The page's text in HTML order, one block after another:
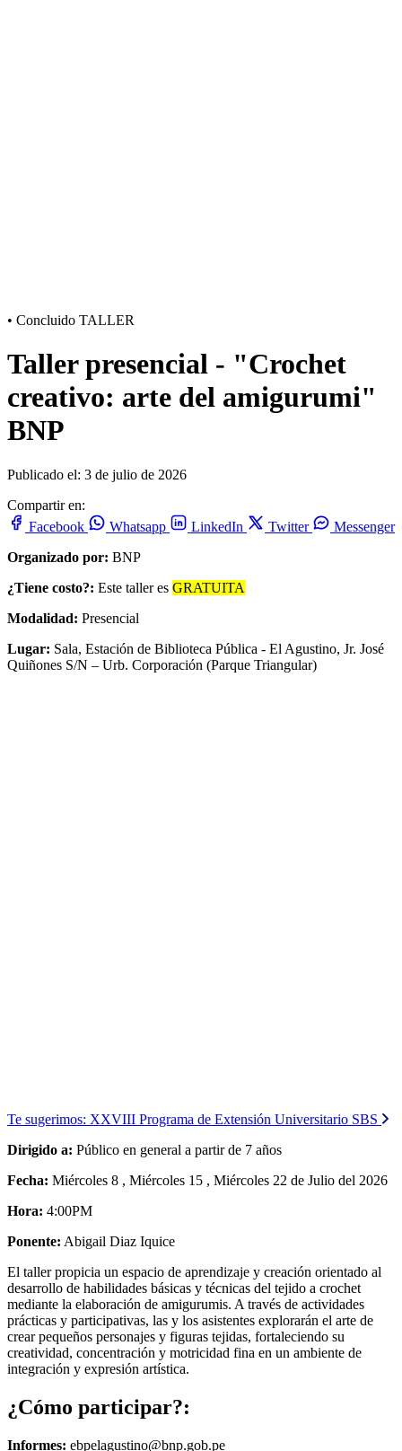
• Concluido TALLER
Taller presencial - "Crochet
creativo: arte del amigurumi"
BNP
Publicado el: 3 de julio de 2026
Compartir en:
Facebook
Whatsapp LinkedIn Twitter
Messenger
Organizado por: BNP
¿Tiene costo?: Este taller es GRATUITA
Modalidad: Presencial
Lugar: Sala, Estación de Biblioteca Pública - El Agustino, Jr. José
Quiñones S/N – Urb. Corporación (Parque Triangular)
Te sugerimos: XXVIII Programa de Extensión Universitario SBS
Dirigido a: Público en general a partir de 7 años
Fecha: Miércoles 8 , Miércoles 15 , Miércoles 22 de Julio del 2026
Hora: 4:00PM
Ponente: Abigail Diaz Iquice
El taller propicia un espacio de aprendizaje y creación orientado al
desarrollo de habilidades básicas y técnicas del tejido a crochet
mediante la elaboración de amigurumis. A través de actividades
prácticas y participativas, las y los asistentes explorarán el arte de
crear pequeños personajes y figuras tejidas, fortaleciendo su
creatividad, concentración y motricidad fina en un ambiente de
integración y expresión artística.
¿Cómo participar?:
Informes: ebpelagustino@bnp.gob.pe